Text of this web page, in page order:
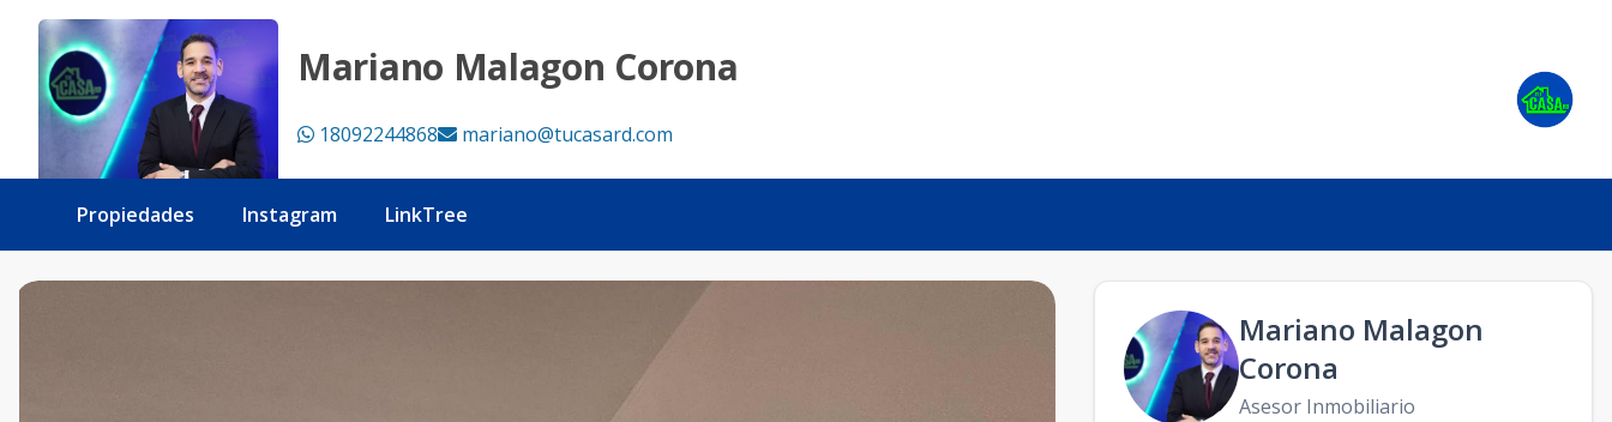
Mariano Malagon Corona
18092244868 mariano@tucasard.com
Propiedades Instagram LinkTree
Mariano Malagon
Corona
Asesor Inmobiliario
Apartamento en alquiler amueblado en Naco 1 habitacion - Tu Casa RD